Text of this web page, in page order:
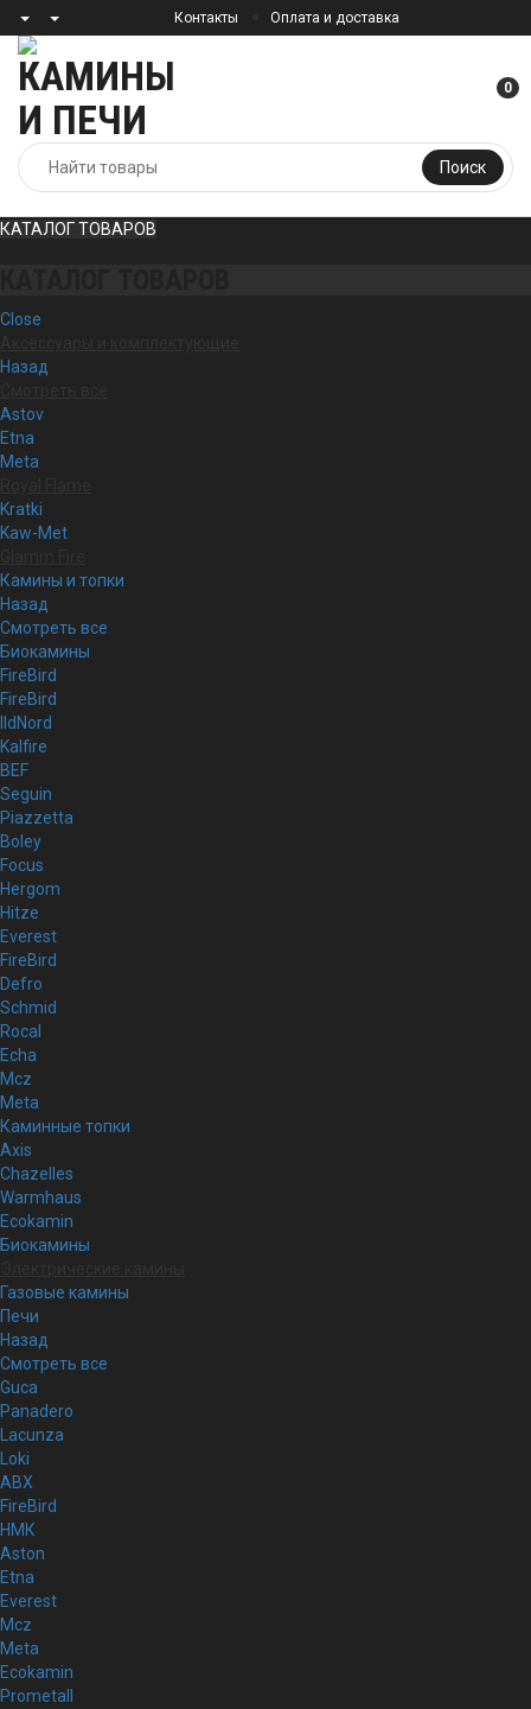
Контакты Оплата и доставка
Поиск
0
КАТАЛОГ ТОВАРОВ
Close
Назад
Astov
Etna
Meta
Kratki
Kaw-Met
Камины и топки
Назад
Смотреть все
Биокамины
FireBird
FireBird
IldNord
Kalfire
BEF
Seguin
Piazzetta
Boley
Focus
Hergom
Hitze
Everest
FireBird
Defro
Schmid
Rocal
Echa
Mcz
Meta
Каминные топки
Axis
Chazelles
Warmhaus
Ecokamin
Биокамины
Газовые камины
Печи
Назад
Смотреть все
Guca
Panadero
Lacunza
Loki
ABX
FireBird
НМК
Aston
Etna
Everest
Mcz
Meta
Ecokamin
Prometall